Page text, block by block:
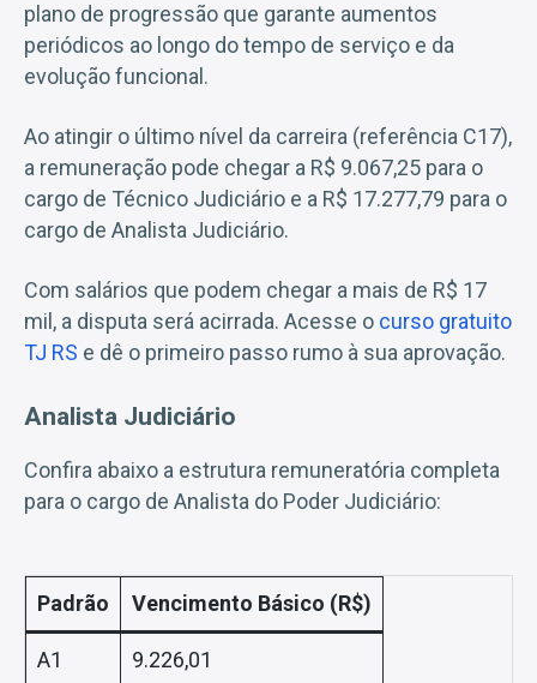
plano de progressão que garante aumentos
periódicos ao longo do tempo de serviço e da
evolução funcional.
Ao atingir o último nível da carreira (referência C17),
a remuneração pode chegar a R$ 9.067,25 para o
cargo de Técnico Judiciário e a R$ 17.277,79 para o
cargo de Analista Judiciário.
Com salários que podem chegar a mais de R$ 17
mil, a disputa será acirrada. Acesse o curso gratuito
TJ RS e dê o primeiro passo rumo à sua aprovação.
Analista Judiciário
Confira abaixo a estrutura remuneratória completa
para o cargo de Analista do Poder Judiciário:
Padrão Vencimento Básico (R$)
A1 9.226,01